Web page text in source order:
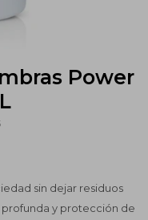
Power
sin dejar residuos
y protección de